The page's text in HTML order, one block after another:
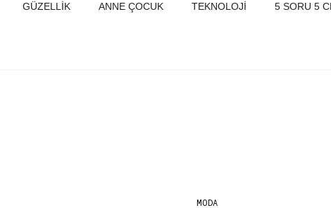
GÜZELLIK ANNE ÇOCUK TEKNOLOJI 5 SORU 5
MODA